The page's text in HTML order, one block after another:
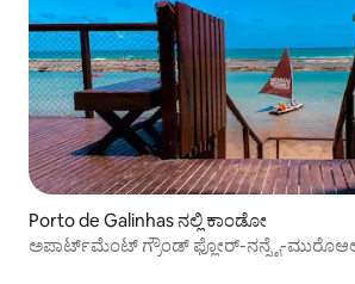
Porto de Galinhas ನಲ್ಲಿ ಕಾಂಡೋ
ಅಪಾರ್ಟ್‌ಮೆಂಟ್ ಗ್ರೌಂಡ್ ಫ್ಲೋರ್-ನನ್ನೈ-